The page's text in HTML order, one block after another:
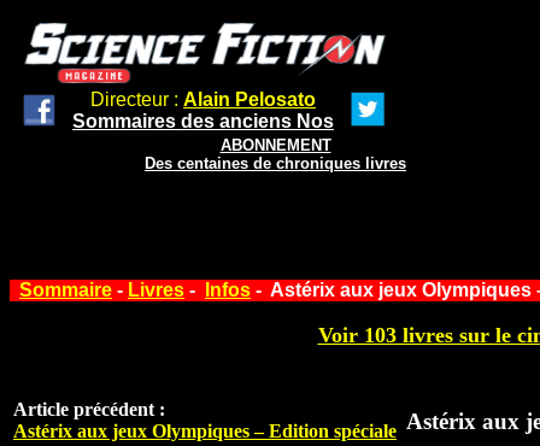
Directeur : Alain Pelosato
Sommaires des anciens Nos
ABONNEMENT
Des centaines de chroniques livres
Sommaire - Livres - Infos - Astérix aux jeux Olympiques
Voir 103 livres sur le
Article précédent :
Astérix aux jeux Olympiques – Edition spéciale Astérix aux